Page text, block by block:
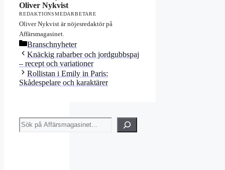
Oliver Nykvist
REDAKTIONSMEDARBETARE
Oliver Nykvist är nöjesredaktör på
Affärsmagasinet.
Kategorier
Branschnyheter
Knäckig rabarber och jordgubbspaj
– recept och variationer
Rollistan i Emily in Paris:
Skådespelare och karaktärer
Sök